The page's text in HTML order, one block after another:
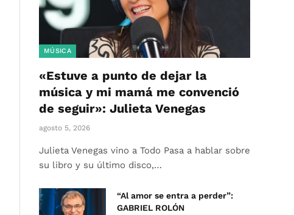
MÚSICA
«Estuve a punto de dejar la
música y mi mamá me convenció
de seguir»: Julieta Venegas
agosto 5, 2026
Julieta Venegas vino a Todo Pasa a hablar sobre
su libro y su último disco,…
“Al amor se entra a perder”:
GABRIEL ROLÓN